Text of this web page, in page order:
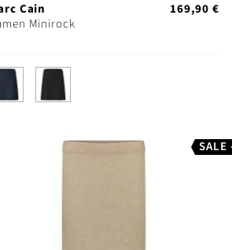
Cain
Minirock
169,90 €
SALE